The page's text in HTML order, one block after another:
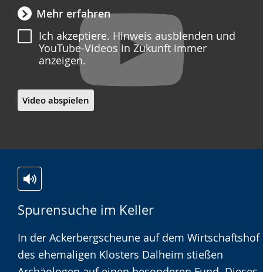
Mehr erfahren
Ich akzeptiere. Hinweis ausblenden und
YouTube-Videos in Zukunft immer
anzeigen.
Video abspielen
Spurensuche im Keller
Leichten
Sprache
wechseln.
Audio-
Unterstützung.
Video
in
Deutscher
Gebärdensprache
In der Ackerbergscheune auf dem Wirtschaftshof
des ehemaligen Klosters Dalheim stießen